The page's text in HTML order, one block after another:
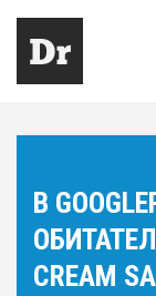
В
CREAM